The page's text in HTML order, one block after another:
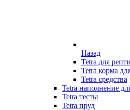
Назад
Tetra для
Tetra корма
Tetra средства
Tetra наполнение
Tetra тесты
Tetra пруд